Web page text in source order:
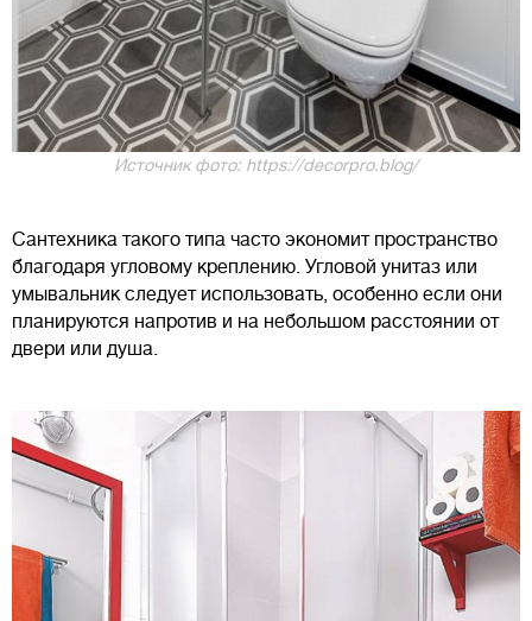
Источник фото: https://decorpro.blog/
Сантехника такого типа часто экономит пространство
благодаря угловому креплению. Угловой унитаз или
умывальник следует использовать, особенно если они
планируются напротив и на небольшом расстоянии от
двери или душа.